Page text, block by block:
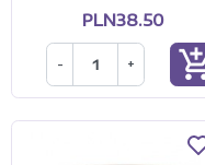
PLN38.50
- +